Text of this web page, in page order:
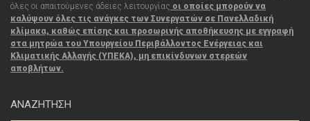
όλες οι απαιτούμενες άδειες λειτουργίας οι οποίες μπορούν να
καλύψουν όλες τις ανάγκες των Συνεργατών σε Πανελλαδική
κλίμακα, καθώς επίσης και προσωρινής αποθήκευσης με εγγραφή
στα μητρώα του Υπουργείου Περιβάλλοντος Ενέργειας και
Κλιματικής Αλλαγής (ΥΠΕΚΑ), μη επικίνδυνων στερεών
αποβλήτων.
ΑΝΑΖΗΤΗΣΗ